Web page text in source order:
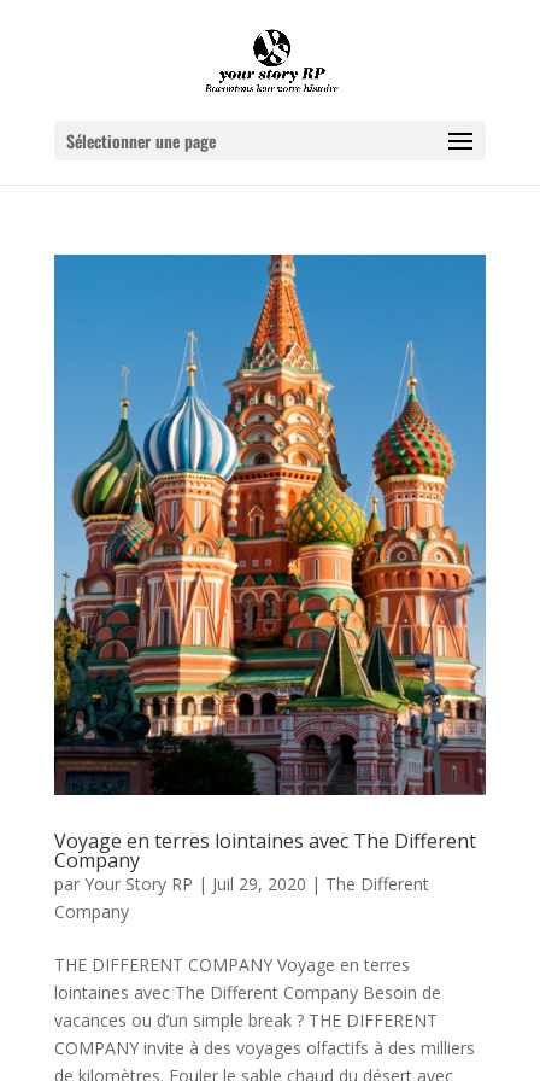
Sélectionner une page
Voyage en terres lointaines avec The Different
Company
par Your Story RP | Juil 29, 2020 | The Different
Company
THE DIFFERENT COMPANY Voyage en terres
lointaines avec The Different Company Besoin de
vacances ou d’un simple break ? THE DIFFERENT
COMPANY invite à des voyages olfactifs à des milliers
de kilomètres. Fouler le sable chaud du désert avec